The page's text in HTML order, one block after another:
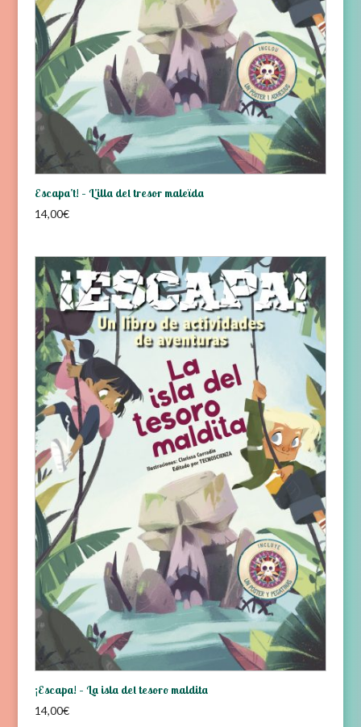
Escapa’t! – L’illa del tresor maleïda
14,00€
¡Escapa! – La isla del tesoro maldita
14,00€